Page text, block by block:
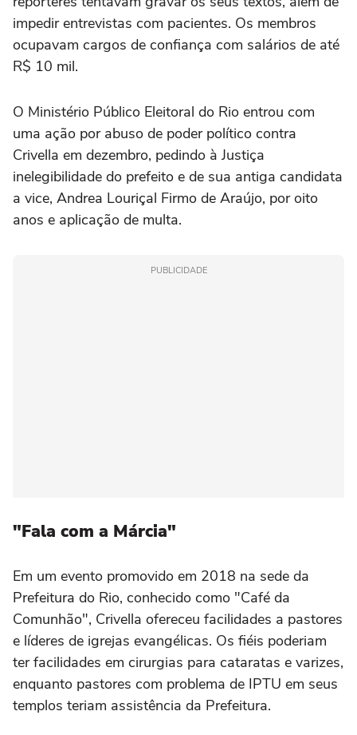
impedir entrevistas com pacientes. Os membros
ocupavam cargos de confiança com salários de até
R$ 10 mil.
O Ministério Público Eleitoral do Rio entrou com
uma ação por abuso de poder político contra
Crivella em dezembro, pedindo à Justiça
inelegibilidade do prefeito e de sua antiga candidata
a vice, Andrea Louriçal Firmo de Araújo, por oito
anos e aplicação de multa.
PUBLICIDADE
"Fala com a Márcia"
Em um evento promovido em 2018 na sede da
Prefeitura do Rio, conhecido como "Café da
Comunhão", Crivella ofereceu facilidades a pastores
e líderes de igrejas evangélicas. Os fiéis poderiam
ter facilidades em cirurgias para cataratas e varizes,
enquanto pastores com problema de IPTU em seus
templos teriam assistência da Prefeitura.